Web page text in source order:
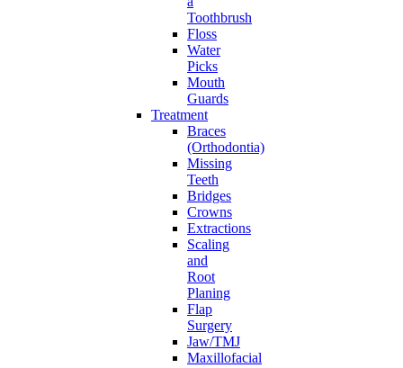
Toothbrush
Floss
Water
Picks
Mouth
Guards
Treatment
Braces
(Orthodontia)
Missing
Teeth
Bridges
Crowns
Extractions
Scaling
and
Root
Planing
Flap
Surgery
Jaw/TMJ
Maxillofacial